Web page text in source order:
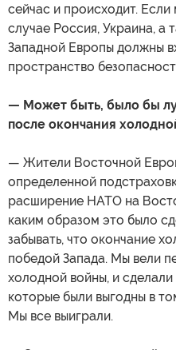
сейчас и происходит.
случае Россия, Украина, а
Западной Европы должны
пространство
— Может быть, было бы
после окончания
— Жители Восточной
определенной
расширение НАТО на
каким образом это было
забывать, что окончание
победой Запада. Мы вели
холодной войны, и сделали
которые были выгодны в
Мы все выиграли.